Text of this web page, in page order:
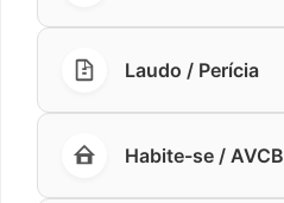
Laudo / Perícia
Habite-se / AVCB